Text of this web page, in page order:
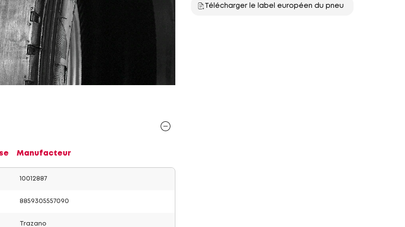
Télécharger le label européen du pneu
Manufacteur
10012887
8859305557090
Trazano